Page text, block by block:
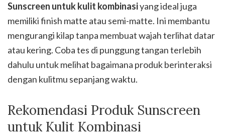
Sunscreen untuk kulit kombinasiyang ideal juga
memiliki finish matte atau semi-matte. Ini membantu
mengurangi kilap tanpa membuat wajah terlihat datar
atau kering. Coba tes di punggung tangan terlebih
dahulu untuk melihat bagaimana produk berinteraksi
dengan kulitmu sepanjang waktu.
Rekomendasi Produk Sunscreen
untuk Kulit Kombinasi